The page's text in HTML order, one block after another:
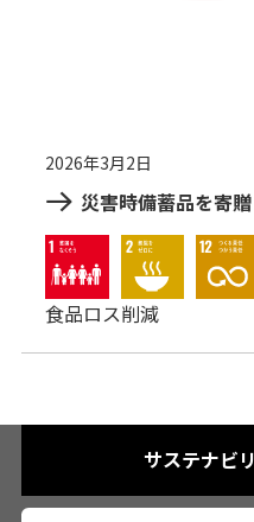
2026年3月2日
災害時備蓄品を寄
食品ロス削減
サステナビ